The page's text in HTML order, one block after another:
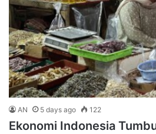
AN 5 days ago 122
Ekonomi Indonesia